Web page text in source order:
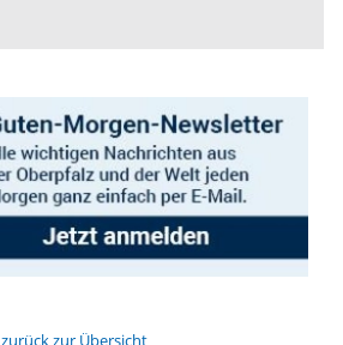
zurück zur Übersicht